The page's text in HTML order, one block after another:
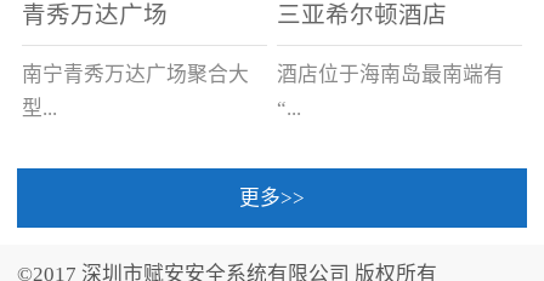
青秀万达广场
南宁青秀万达广场聚合大
型...
三亚希尔顿酒店
酒店位于海南岛最南端有
“...
中国的海岛天堂”之美称的
更多>>
©2017 深圳市赋安安全系统有限公司 版权所有